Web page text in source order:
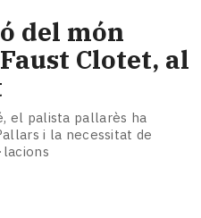
del món
Clotet, al
el palista pallarès ha
i la necessitat de